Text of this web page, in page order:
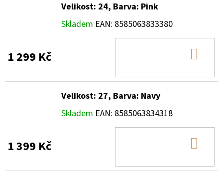
Velikost: 24, Barva: Pink
Skladem EAN: 8585063833380
1 299 Kč
Velikost: 27, Barva: Navy
Skladem EAN: 8585063834318
1 399 Kč